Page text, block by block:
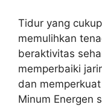
Tidur yang
memulihkan
beraktivitas
memperbaiki
dan
Minum Energen